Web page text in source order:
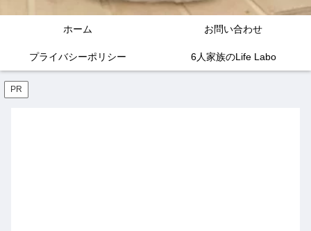
ホーム お問い合わせ
プライバシーポリシー 6人家族のLife Labo
PR